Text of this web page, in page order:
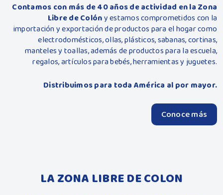
Contamos con más de 40 años de actividad en la Zona
Libre de Colóny estamos comprometidos con la
importación y exportación de productos para el hogar como
electrodomésticos, ollas, plásticos, sabanas, cortinas,
manteles y toallas, además de productos para la escuela,
regalos, artículos para bebés, herramientas y juguetes.
Distribuimos para toda América al por mayor.
Conoce más
LA ZONA LIBRE DE COLON